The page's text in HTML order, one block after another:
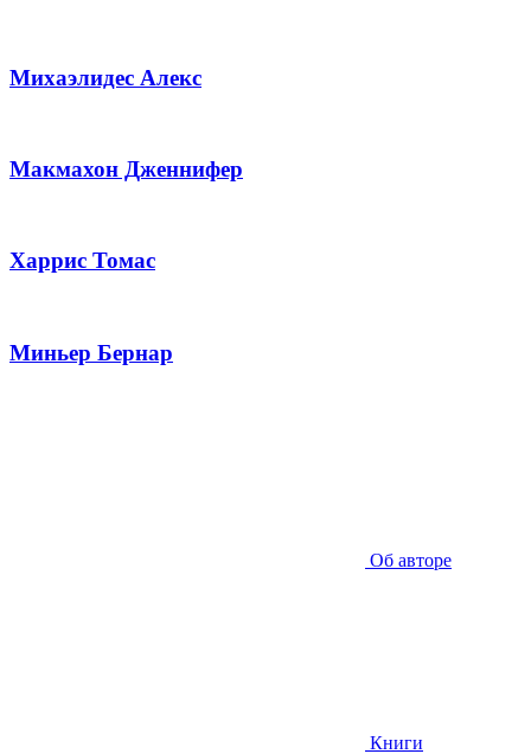
Михаэлидес Алекс
Макмахон Дженнифер
Харрис Томас
Миньер Бернар
Об авторе
Книги